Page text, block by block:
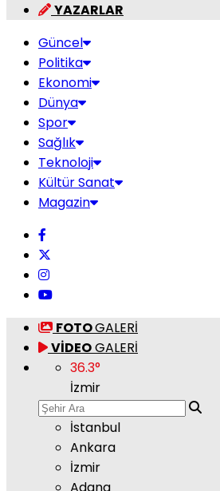
YAZARLAR
Güncel
Politika
Ekonomi
Dünya
Spor
Sağlık
Teknoloji
Kültür Sanat
Magazin
FOTOGALERİ
VİDEOGALERİ
36.3°
İzmir
İstanbul
Ankara
İzmir